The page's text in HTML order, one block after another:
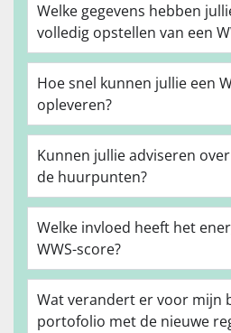
Welke gegevens hebben
volledig opstellen van een
Hoe snel kunnen jullie een
opleveren?
Kunnen jullie adviseren
de huurpunten?
Welke invloed heeft het
WWS-score?
Wat verandert er voor mijn
portofolio met de nieuwe